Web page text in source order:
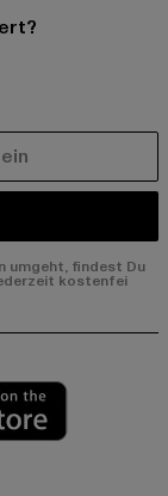
umgeht, findest Du
kostenfei